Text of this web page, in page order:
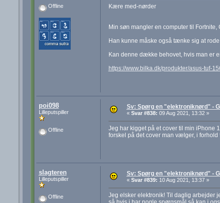
Offline Kære med-nørder
Min søn mangler en computer til Fortnite,
Han kunne måske også tænke sig at
Kan denne dække behovet, hvis man er
https://www.bilka.dk/produkter/asus-tuf-
poi098
Lilleputspiller
Offline
Sv: Spørg en "elektroniknørd" -
« Svar #838: 09 Aug 2021, 13:32 »
Jeg har kigget på et cover til min iPhone
forskel på det cover man vælger, i
slagteren
Lilleputspiller
Offline
Sv: Spørg en "elektroniknørd" -
« Svar #839: 10 Aug 2021, 13:37 »
Jeg elsker elektronik! Til daglig arbejder